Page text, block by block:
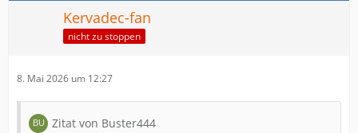
Kervadec-fan
nicht zu stoppen
8. Mai 2026 um 12:27
Zitat von Buster444